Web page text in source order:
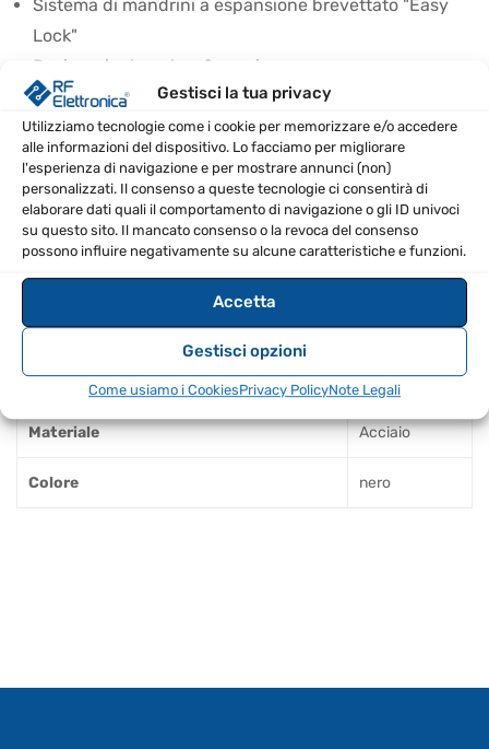
Gestisci la tua privacy
Utilizziamo tecnologie come i cookie per memorizzare e/o accedere
alle informazioni del dispositivo. Lo facciamo per migliorare
l'esperienza di navigazione e per mostrare annunci (non)
personalizzati. Il consenso a queste tecnologie ci consentirà di
elaborare dati quali il comportamento di navigazione o gli ID univoci
su questo sito. Il mancato consenso o la revoca del consenso
possono influire negativamente su alcune caratteristiche e funzioni.
Accetta
Gestisci opzioni
Come usiamo i CookiesPrivacy PolicyNote Legali
Sistema di mandrini a espansione brevettato "Easy
Lock"
Design pieghevole a 2 pezzi
Connessione priva di vibrazioni grazie alle stecche in
plastica
SPECIFICHE TECNICHE
Altezza (mm) 1005-1505
Peso (kg) 2.35
Capacità di carico massima (kg) 35
Diametro estremità tubo (mm) 35-37
Materiale Acciaio
Colore nero